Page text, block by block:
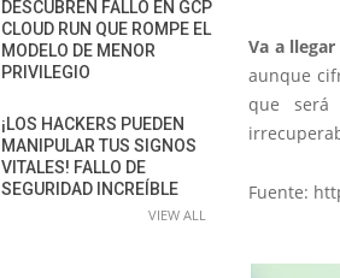
Va a
aunque
que será
Fuente:
DESCUBREN FALLO EN GCP
CLOUD RUN QUE ROMPE EL
MODELO DE MENOR
PRIVILEGIO
¡LOS HACKERS PUEDEN
MANIPULAR TUS SIGNOS
VITALES! FALLO DE
SEGURIDAD INCREÍBLE
VIEW ALL